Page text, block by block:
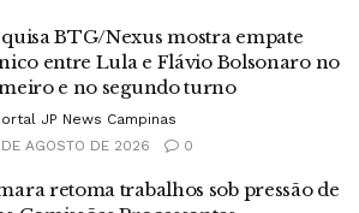
BTG/Nexus mostra empate
entre Lula e Flávio Bolsonaro no
e no segundo turno
JP News Campinas
AGOSTO DE 2026
0
retoma trabalhos sob pressão de